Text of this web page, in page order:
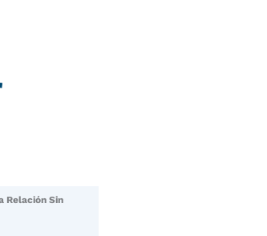
Relación Sin